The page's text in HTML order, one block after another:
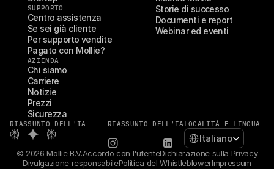
SUPPORTO
Centro assistenza
Se sei già cliente
Per supporto vendite
Pagato con Mollie?
AZIENDA
Chi siamo
Carriere
Notizie
Prezzi
Sicurezza
Storie di successo
Documenti e report
Webinar ed eventi
RIASSUNTO DELL'IA RIASSUNTO DELL'IALOCALITÀ E LINGUA
Select Language
Italiano
© 2026 Mollie B.V.Accordo con l'utenteDichiarazione sulla Privacy
Divulgazione responsabilePolitica del WhistleblowerImpressum